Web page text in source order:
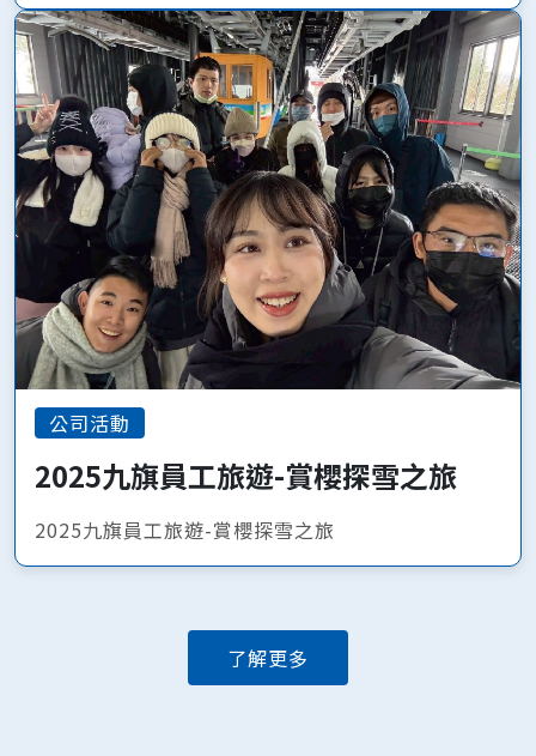
公司活動
2025九旗員工旅遊-賞櫻探雪之旅
2025九旗員工旅遊-賞櫻探雪之旅
了解更多